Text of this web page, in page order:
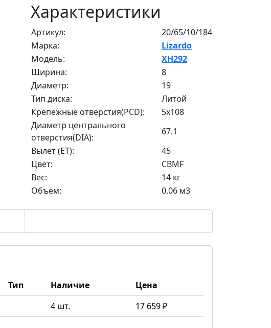
Характеристики
Артикул:
20/65/10/184
Марка:
Lizardo
Модель:
XH292
Ширина:
8
Диаметр:
19
Тип диска:
Литой
Крепежные отверстия(PCD):
5x108
Диаметр центрального
отверстия(DIA):
67.1
Вылет (ET):
45
Цвет:
CBMF
Вес:
14 кг
Объем:
0.06 м3
Тип Наличие
Цена
4 шт. 17 659 ₽